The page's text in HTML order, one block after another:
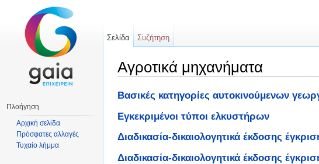
Αγροτικά μηχανήματα
Βασικές κατηγορίες αυτοκινούμενων
Εγκεκριμένοι τύποι ελκυστήρων
Διαδικασία-δικαιολογητικά έκδοσης
Διαδικασία-δικαιολογητικά έκδοσης
Σελίδα Συζήτηση
Πλοήγηση
Αρχική σελίδα
Πρόσφατες αλλαγές
Τυχαίο λήμμα